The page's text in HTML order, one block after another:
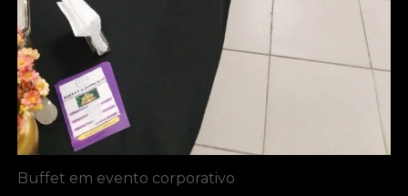
Buffet em evento corporativo